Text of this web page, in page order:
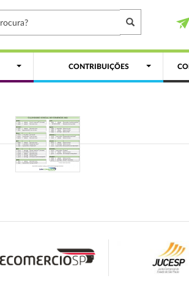
CONTRIBUIÇÕES